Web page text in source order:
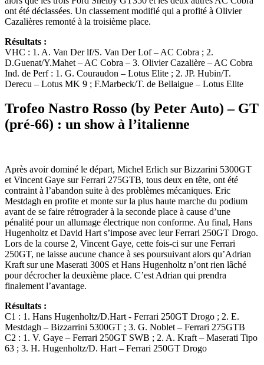
ont été déclassées. Un classement modifié qui a profité à Olivier
Cazalières remonté à la troisième place.
Résultats :
VHC : 1. A. Van Der lf/S. Van Der Lof – AC Cobra ; 2.
D.Guenat/Y.Mahet – AC Cobra – 3. Olivier Cazalière – AC Cobra
Ind. de Perf : 1. G. Couraudon – Lotus Elite ; 2. JP. Hubin/T.
Derecu – Lotus MK 9 ; F.Marbeck/T. de Bellaigue – Lotus Elite
Trofeo Nastro Rosso (by Peter Auto) – GT
(pré-66) : un show à l’italienne
Après avoir dominé le départ, Michel Erlich sur Bizzarini 5300GT
et Vincent Gaye sur Ferrari 275GTB, tous deux en tête, ont été
contraint à l’abandon suite à des problèmes mécaniques. Eric
Mestdagh en profite et monte sur la plus haute marche du podium
avant de se faire rétrograder à la seconde place à cause d’une
pénalité pour un allumage électrique non conforme. Au final, Hans
Hugenholtz et David Hart s’impose avec leur Ferrari 250GT Drogo.
Lors de la course 2, Vincent Gaye, cette fois‐ci sur une Ferrari
250GT, ne laisse aucune chance à ses poursuivant alors qu’Adrian
Kraft sur une Maserati 300S et Hans Hugenholtz n’ont rien lâché
pour décrocher la deuxième place. C’est Adrian qui prendra
finalement l’avantage.
Résultats :
C1 : 1. Hans Hugenholtz/D.Hart - Ferrari 250GT Drogo ; 2. E.
Mestdagh – Bizzarrini 5300GT ; 3. G. Noblet – Ferrari 275GTB
C2 : 1. V. Gaye – Ferrari 250GT SWB ; 2. A. Kraft – Maserati Tipo
63 ; 3. H. Hugenholtz/D. Hart – Ferrari 250GT Drogo